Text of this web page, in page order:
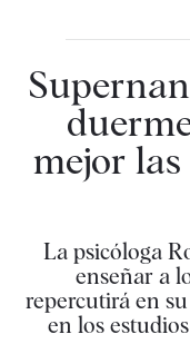
mejor
La psicóloga
enseñar a
repercutirá en
en los